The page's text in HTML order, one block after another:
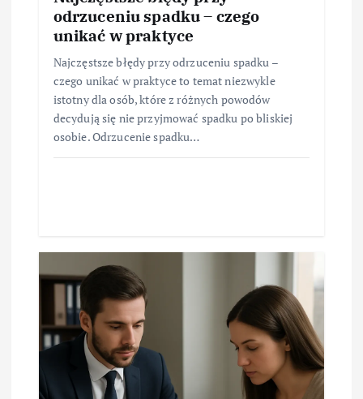
odrzuceniu spadku – czego
unikać w praktyce
Najczęstsze błędy przy odrzuceniu spadku –
czego unikać w praktyce to temat niezwykle
istotny dla osób, które z różnych powodów
decydują się nie przyjmować spadku po bliskiej
osobie. Odrzucenie spadku…